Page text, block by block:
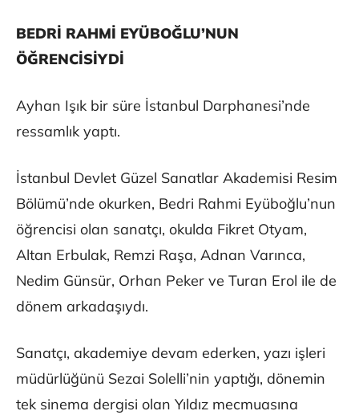
BEDRİ RAHMİ EYÜBOĞLU’NUN
ÖĞRENCİSİYDİ
Ayhan Işık bir süre İstanbul Darphanesi’nde
ressamlık yaptı.
İstanbul Devlet Güzel Sanatlar Akademisi Resim
Bölümü’nde okurken, Bedri Rahmi Eyüboğlu’nun
öğrencisi olan sanatçı, okulda Fikret Otyam,
Altan Erbulak, Remzi Raşa, Adnan Varınca,
Nedim Günsür, Orhan Peker ve Turan Erol ile de
dönem arkadaşıydı.
Sanatçı, akademiye devam ederken, yazı işleri
müdürlüğünü Sezai Solelli’nin yaptığı, dönemin
tek sinema dergisi olan Yıldız mecmuasına